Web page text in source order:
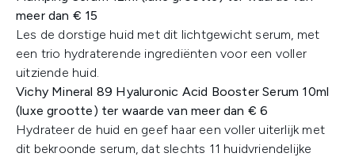
meer dan € 15
Les de dorstige huid met dit lichtgewicht serum, met
een trio hydraterende ingrediënten voor een voller
uitziende huid.​
​Vichy Mineral 89 Hyaluronic Acid Booster Serum 10ml
(luxe grootte) ter waarde van meer dan € 6
Hydrateer de huid en geef haar een voller uiterlijk met
dit bekroonde serum, dat slechts 11 huidvriendelijke